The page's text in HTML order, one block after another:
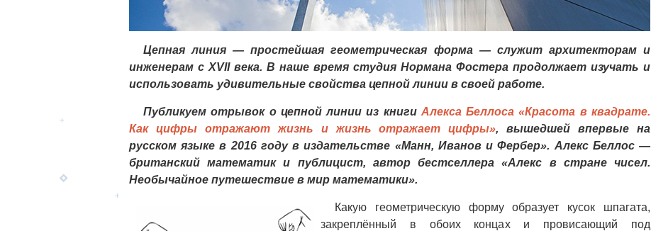
Цепная линия — простейшая геометрическая форма — служит архитекторам и
инженерам с XVII века. В наше время студия Нормана Фостера продолжает изучать и
использовать удивительные свойства цепной линии в своей работе.
Публикуем отрывок о цепной линии из книги Алекса Беллоса «Красота в квадрате.
Как цифры отражают жизнь и жизнь отражает цифры», вышедшей впервые на
русском языке в 2016 году в издательстве «Манн, Иванов и Фербер». Алекс Беллос —
британский математик и публицист, автор бестселлера «Алекс в стране чисел.
Необычайное путешествие в мир математики».
Какую геометрическую форму образует кусок шпагата,
закреплённый в обоих концах и провисающий под